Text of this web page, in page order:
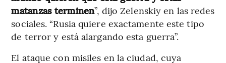
matanzas terminen”, dijo Zelenskiy en las redes
sociales. “Rusia quiere exactamente este tipo
de terror y está alargando esta guerra”.
El ataque con misiles en la ciudad, cuya